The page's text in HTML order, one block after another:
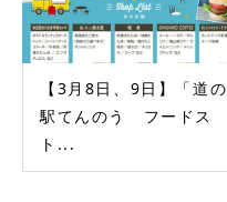
【3月8日、9日】「道の
駅てんのう フードス
ト...